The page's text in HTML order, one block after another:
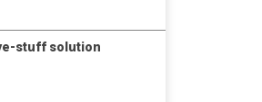
stuff solution